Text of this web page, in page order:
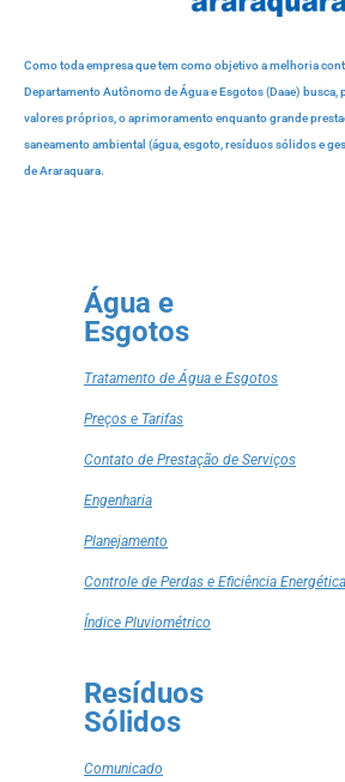
Como toda empresa que tem como objetivo a melhoria
Departamento Autônomo de Água e Esgotos (Daae) busca,
valores próprios, o aprimoramento enquanto grande
saneamento ambiental (água, esgoto, resíduos sólidos e
de Araraquara.
Água e
Esgotos
Tratamento de Água e Esgotos
Preços e Tarifas
Contato de Prestação de Serviços
Engenharia
Planejamento
Controle de Perdas e Eficiência Energética
Índice Pluviométrico
Resíduos
Sólidos
Comunicado